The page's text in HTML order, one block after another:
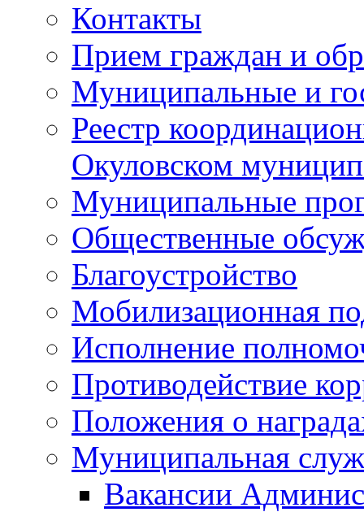
Контакты
Прием граждан и
Муниципальные и
Реестр
Окуловском
Муниципальные
Общественные
Благоустройство
Мобилизационная
Исполнение
Противодействие
Положения о
Муниципальная
Вакансии